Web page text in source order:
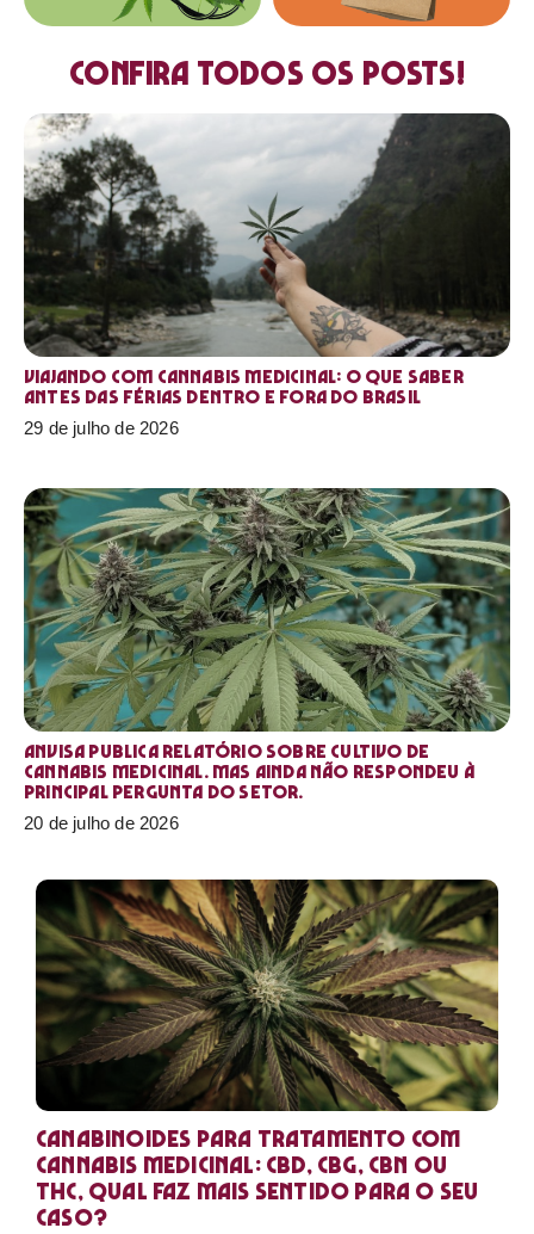
Confira todos os posts!
Viajando com cannabis medicinal: o que saber
antes das férias dentro e fora do Brasil
29 de julho de 2026
Anvisa publica relatório sobre cultivo de
Cannabis medicinal. Mas ainda não respondeu à
principal pergunta do setor.
20 de julho de 2026
Canabinoides para tratamento com
cannabis medicinal: CBD, CBG, CBN ou
THC, qual faz mais sentido para o seu
caso?